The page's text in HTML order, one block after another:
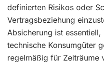
definierten Risikos oder
Vertragsbeziehung
Absicherung ist
technische Konsumgüter
regelmäßig für Zeiträume